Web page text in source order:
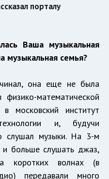
порталу
Ваша музыкальная
музыкальная семья?
она еще не была
математической
московский институт
и, будучи
слушал музыки. На 3-м
и больше слушать джаз,
коротких волнах (в
передавали много